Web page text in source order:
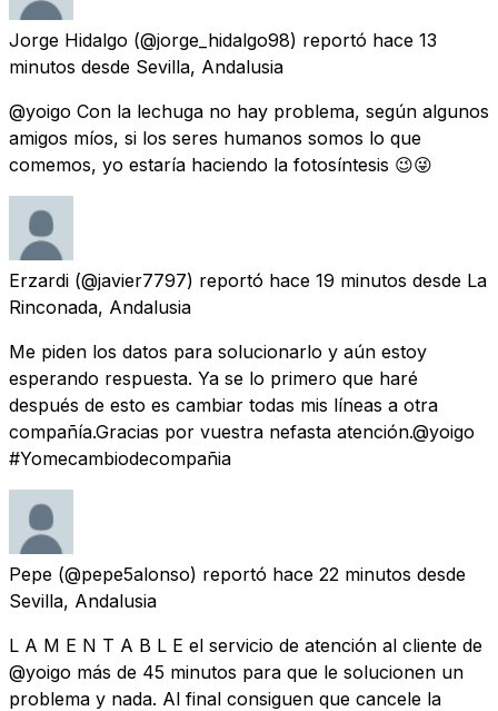
Jorge Hidalgo (@jorge_hidalgo98) reportó hace 13
minutos desde Sevilla, Andalusia
@yoigo Con la lechuga no hay problema, según algunos
amigos míos, si los seres humanos somos lo que
comemos, yo estaría haciendo la fotosíntesis 😉😜
Erzardi (@javier7797) reportó hace 19 minutos desde La
Rinconada, Andalusia
Me piden los datos para solucionarlo y aún estoy
esperando respuesta. Ya se lo primero que haré
después de esto es cambiar todas mis líneas a otra
compañía.Gracias por vuestra nefasta atención.@yoigo
#Yomecambiodecompañia
Pepe (@pepe5alonso) reportó hace 22 minutos desde
Sevilla, Andalusia
L A M E N T A B L E el servicio de atención al cliente de
@yoigo más de 45 minutos para que le solucionen un
problema y nada. Al final consiguen que cancele la